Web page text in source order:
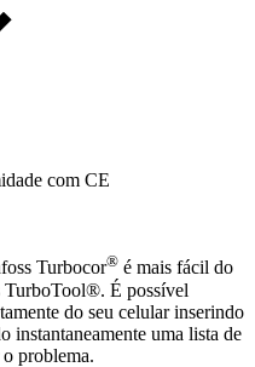
com CE
Turbocor® é mais fácil do
TurboTool®. É possível
do seu celular inserindo
instantaneamente uma lista de
problema.